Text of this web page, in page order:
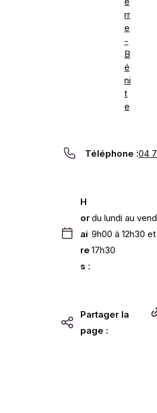
rr
e
-
B
é
ni
t
e
Téléphone :04
H
or
ai
re
s :
du lundi au
9h00 à 12h30
17h30
Partager la
page :